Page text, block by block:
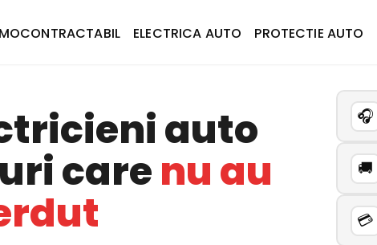
ELECTRICA AUTO PROTECTIE AUTO
auto
carenu au
🎧
🚚
💳